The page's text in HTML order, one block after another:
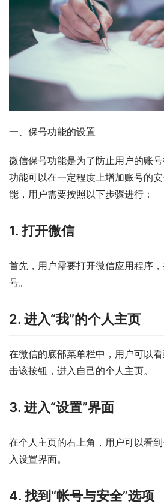
一、保号功能的设置
微信保号功能是为了防止用户的账
功能可以在一定程度上增加账号的
能，用户需要按照以下步骤进行：
1. 打开微信
首先，用户需要打开微信应用程序
号。
2. 进入“我”的个人主页
在微信的底部菜单栏中，用户可以
击该按钮，进入自己的个人主页。
3. 进入“设置”界面
在个人主页的右上角，用户可以看
入设置界面。
4. 找到“帐号与安全”选项